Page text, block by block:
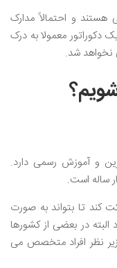
هستند و احتمالاً مدارک
دکوراتور معمولا به درک
نخواهد شد.
و آموزش رسمی دارد.
ساله است.
کند تا بتواند به صورت
در بعضی از کشورها
نظر افراد متخصص می